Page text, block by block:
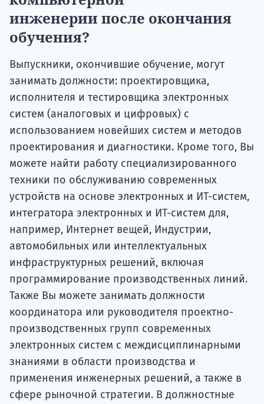
инженериипосле окончания
обучения?
Выпускники, окончившие обучение, могут
занимать должности: проектировщика,
исполнителя и тестировщика электронных
систем (аналоговых и цифровых) с
использованием новейших систем и методов
проектирования и диагностики. Кроме того, Вы
можете найти работу специализированного
техники по обслуживанию современных
устройств на основе электронных и ИТ-систем,
интегратора электронных и ИТ-систем для,
например, Интернет вещей, Индустрии,
автомобильных или интеллектуальных
инфраструктурных решений, включая
программирование производственных линий.
Также Вы можете занимать должности
координатора или руководителя проектно-
производственных групп современных
электронных систем с междисциплинарными
знаниями в области производства и
применения инженерных решений, а также в
сфере рыночной стратегии. В должностные